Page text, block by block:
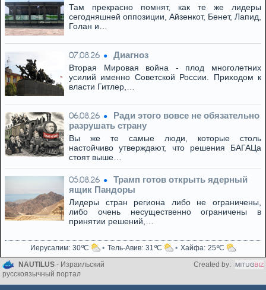
Там прекрасно помнят, как те же лидеры
сегодняшней оппозиции, Айзенкот, Бенет, Лапид,
Голан и…
07.08.26 Диагноз
Вторая Мировая война - плод многолетних
усилий именно Советской России. Приходом к
власти Гитлер,…
06.08.26
Ради этого вовсе не обязательно
разрушать страну
Вы же те самые люди, которые столь
настойчиво утверждают, что решения БАГАЦа
стоят выше…
05.08.26
Трамп готов открыть ядерный
ящик Пандоры
Лидеры стран региона либо не ограничены,
либо очень несущественно ограничены в
принятии решений,…
Иерусалим 30 Тель-Авив 31 Хайфа 25
NAUTILUS - Израильский
русскоязычный портал
Created by: